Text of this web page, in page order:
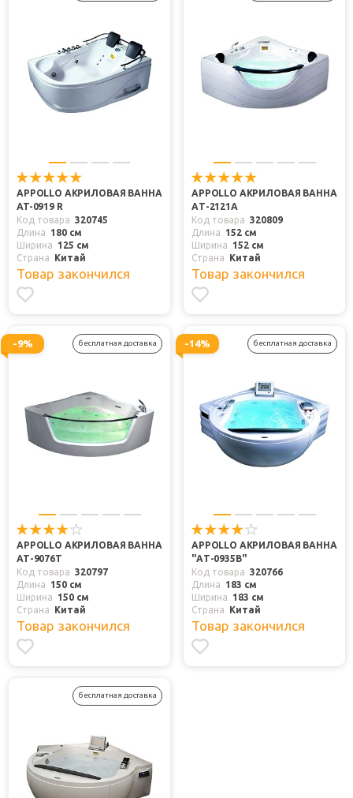
APPOLLO АКРИЛОВАЯ ВАННА
AT-0919 R
Код товара 320745
Длина
180 см
Ширина
125 см
Страна
Китай
Товар закончился
APPOLLO АКРИЛОВАЯ ВАННА
AТ-2121А
Код товара 320809
Длина
152 см
Ширина
152 см
Страна
Китай
Товар закончился
-9% бесплатная доставка
APPOLLO АКРИЛОВАЯ ВАННА
АТ-9076Т
Код товара 320797
Длина
150 см
Ширина
150 см
Страна
Китай
Товар закончился
-14% бесплатная доставка
APPOLLO АКРИЛОВАЯ ВАННА
"AТ-0935B"
Код товара 320766
Длина
183 см
Ширина
183 см
Страна
Китай
Товар закончился
бесплатная доставка